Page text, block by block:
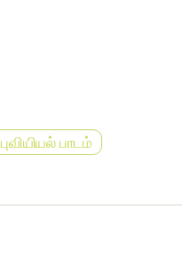
புவியியல் பாடம்